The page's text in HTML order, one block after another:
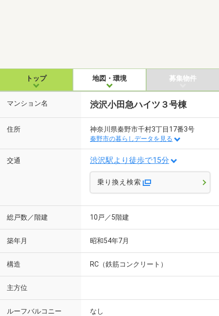
トップ 地図・環境 募集物件
マンション名 渋沢小田急ハイツ３号棟
住所 神奈川県秦野市千村3丁目17番3号
秦野市の暮らしデータを見る
交通 渋沢駅より徒歩で15分
乗り換え検索
総戸数／階建 10戸／5階建
築年月 昭和54年7月
構造 RC（鉄筋コンクリート）
主方位
ルーフバルコニー なし